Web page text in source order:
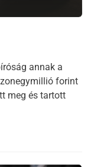
annak a
forint
meg és tartott